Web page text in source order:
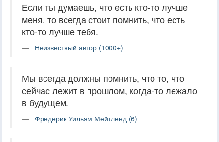
Если ты думаешь, что есть кто-то лучше
меня, то всегда стоит помнить, что есть
кто-то лучше тебя.
Неизвестный автор (1000+)
Мы всегда должны помнить, что то, что
сейчас лежит в прошлом, когда-то лежало
в будущем.
Фредерик Уильям Мейтленд (6)